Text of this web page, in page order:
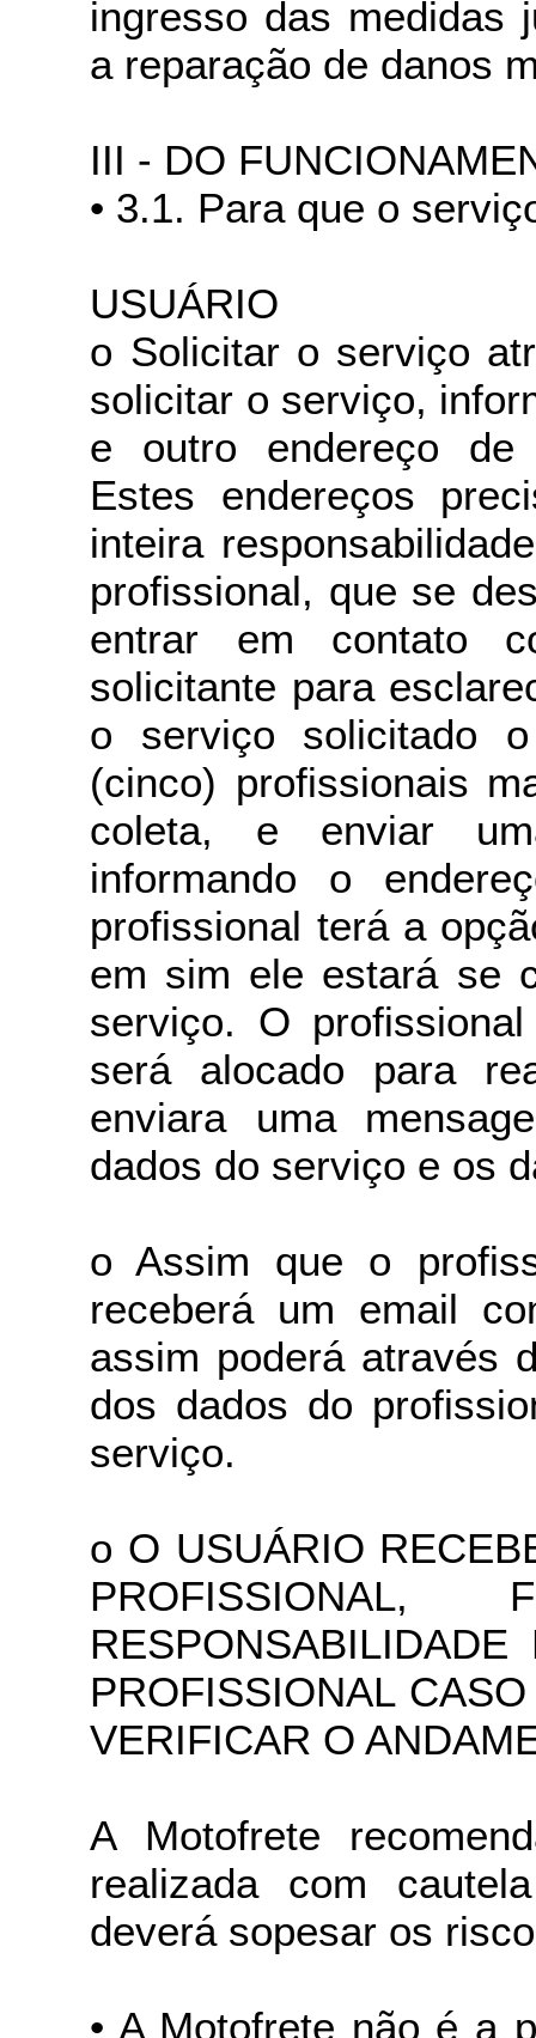
ingresso das medidas
a reparação de danos
III - DO
• 3.1. Para que o
USUÁRIO
o Solicitar o serviço
solicitar o serviço,
e outro endereço de
Estes endereços
inteira
profissional, que se
entrar em contato
solicitante para
o serviço solicitado
(cinco) profissionais
coleta, e enviar
informando o
profissional terá a
em sim ele estará se
serviço. O
será alocado para
enviara uma
dados do serviço e os
o Assim que o
receberá um email
assim poderá através
dos dados do
serviço.
o O USUÁRIO
PROFISSIONAL
VERIFICAR O
A Motofrete
realizada com
deverá sopesar os
• A Motofrete não é a